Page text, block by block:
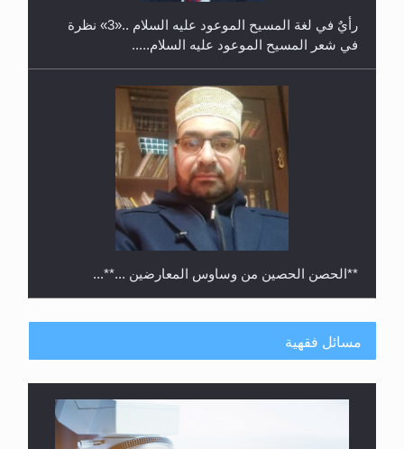
رأيٌ في لغة المسيح الموعود عليه السلام ..«3» نظرة
في شعر المسيح الموعود عليه السلام.....
**الحصن الحصين من وساوس المعارضين ...**...
مسائل فقهية